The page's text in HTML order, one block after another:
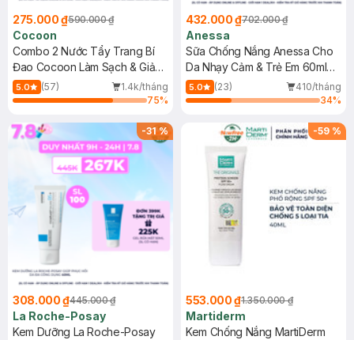
275.000 ₫590.000 ₫
Cocoon
Combo 2 Nước Tẩy Trang Bí
Đao Cocoon Làm Sạch & Giảm
Dầu 500ml
5.0 (57)
1.4k/tháng
75%
432.000 ₫702.000 ₫
Anessa
Sữa Chống Nắng Anessa Cho
Da Nhạy Cảm & Trẻ Em 60ml
(Mới)
5.0 (23)
410/tháng
34%
-31%
308.000 ₫445.000 ₫
La Roche-Posay
Kem Dưỡng La Roche-Posay
-59 %
553.000 ₫1.350.000 ₫
Martiderm
Kem Chống Nắng MartiDerm